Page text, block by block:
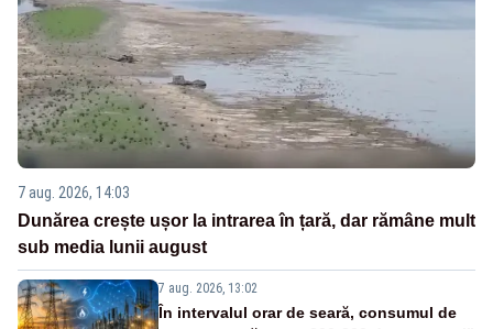
7 aug. 2026, 14:03
Dunărea crește ușor la intrarea în țară, dar rămâne mult
sub media lunii august
7 aug. 2026, 13:02
În intervalul orar de seară, consumul de